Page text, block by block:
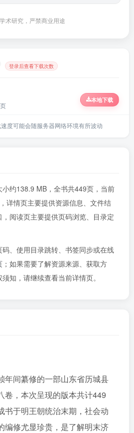
术研究，严禁商业用途
登录后查看下载次数
本地下载
度可能会随服务器网络环境有所波动
约138.9 MB，全书共449页，当前
详情页主要提供资源信息、文件结
阅读页主要提供页码浏览、目录定
、使用目录跳转、书签同步或在线
；如果需要了解资源来源、获取方
知，请继续查看当前详情页。
年间纂修的一部山东省历城县
卷，本次呈现的版本共计449
书于明王朝统治末期，社会动
编修尤显珍贵，是了解明末济